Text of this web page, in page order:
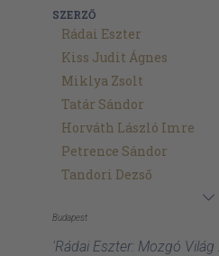
SZERZŐ
Rádai Eszter
Kiss Judit Ágnes
Miklya Zsolt
Tatár Sándor
Horváth László Imre
Petrence Sándor
Tandori Dezső
Budapest
'Rádai Eszter: Mozgó